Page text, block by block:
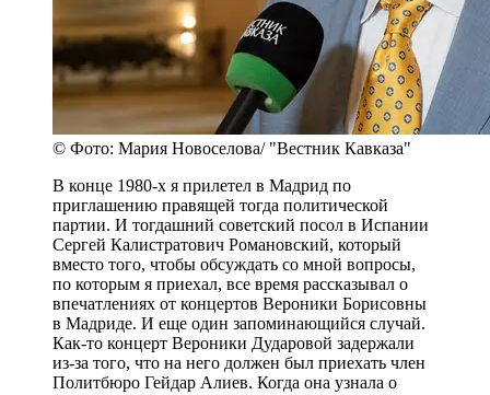
© Фото: Мария Новоселова/ "Вестник Кавказа"
В конце 1980-х я прилетел в Мадрид по
приглашению правящей тогда политической
партии. И тогдашний советский посол в Испании
Сергей Калистратович Романовский, который
вместо того, чтобы обсуждать со мной вопросы,
по которым я приехал, все время рассказывал о
впечатлениях от концертов Вероники Борисовны
в Мадриде. И еще один запоминающийся случай.
Как-то концерт Вероники Дударовой задержали
из-за того, что на него должен был приехать член
Политбюро Гейдар Алиев. Когда она узнала о